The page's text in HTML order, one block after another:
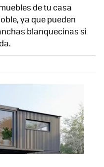
de tu casa
ya que pueden
blanquecinas si